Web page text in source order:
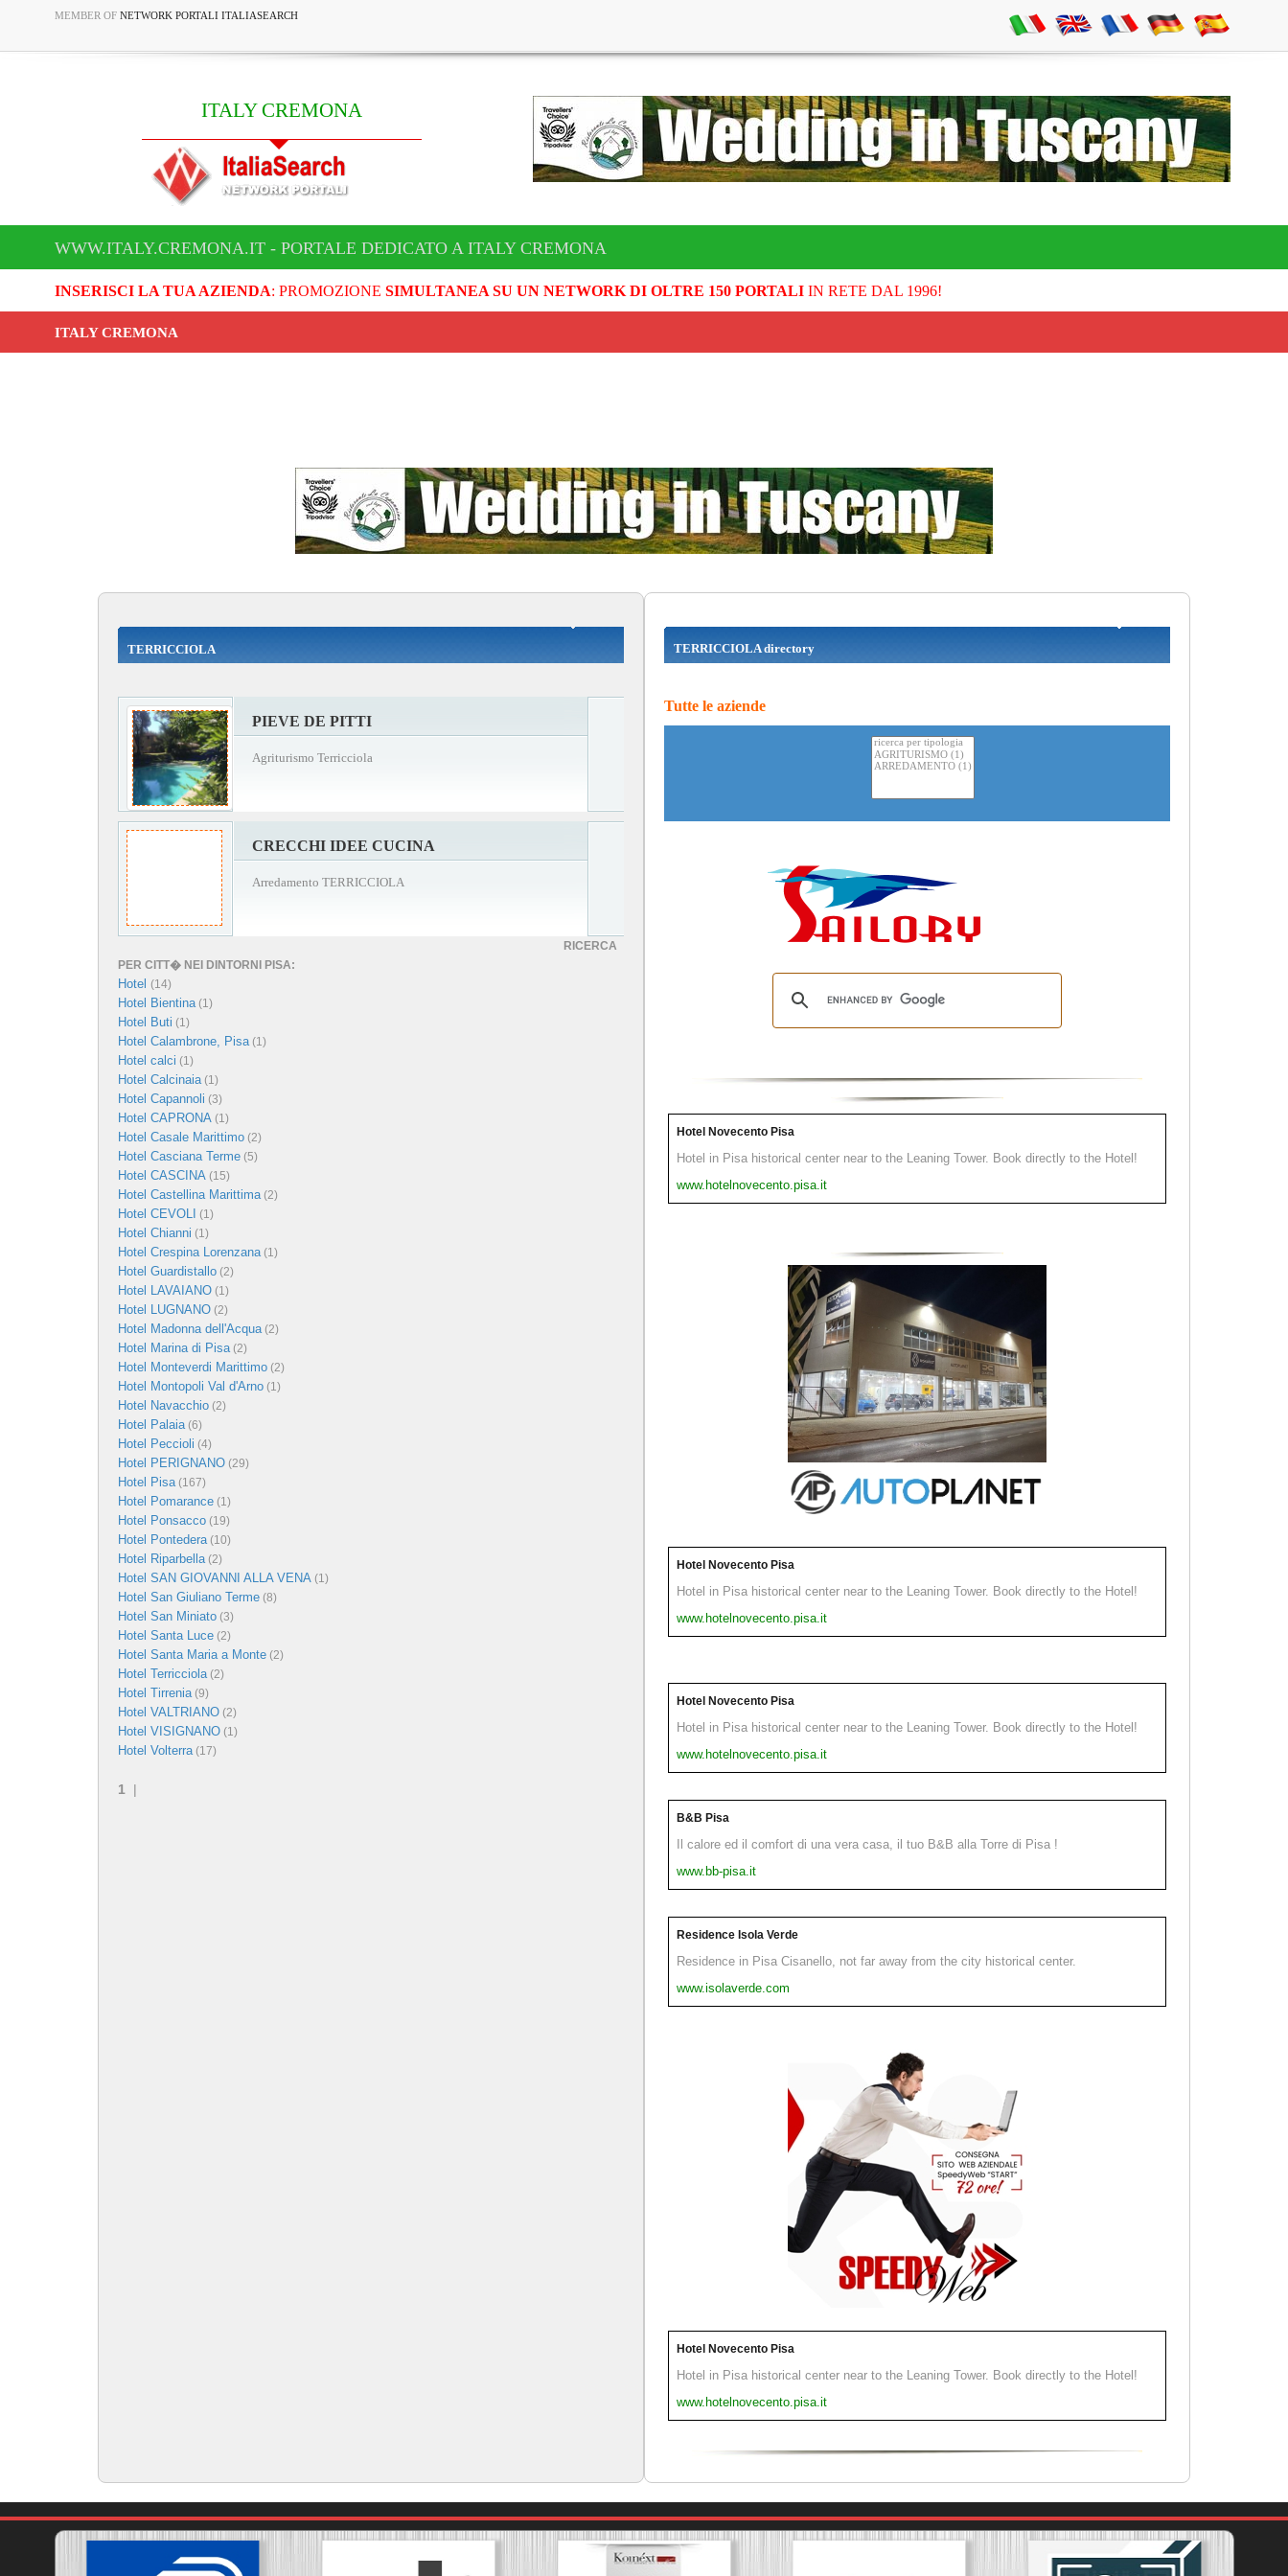
MEMBER OF NETWORK PORTALI ITALIASEARCH
ITALY CREMONA
WWW.ITALY.CREMONA.IT - PORTALE DEDICATO A ITALY CREMONA
INSERISCI LA TUA AZIENDA: PROMOZIONE SIMULTANEA SU UN NETWORK DI OLTRE 150 PORTALIIN RETE DAL 1996!
ITALY CREMONA
TERRICCIOLA
PIEVE DE PITTI
Agriturismo Terricciola
CRECCHI IDEE CUCINA
Arredamento TERRICCIOLA
RICERCA
PER CITT� NEI DINTORNI PISA:
Hotel (14)
Hotel Bientina(1)
Hotel Buti (1)
Hotel Calambrone, Pisa(1)
Hotel calci (1)
Hotel Calcinaia(1)
Hotel Capannoli (3)
Hotel CAPRONA (1)
Hotel Casale Marittimo (2)
Hotel Casciana Terme (5)
Hotel CASCINA (15)
Hotel Castellina Marittima(2)
Hotel CEVOLI (1)
Hotel Chianni (1)
Hotel Crespina Lorenzana(1)
Hotel Guardistallo (2)
Hotel LAVAIANO (1)
Hotel LUGNANO (2)
Hotel Madonna dell'Acqua(2)
Hotel Marina di Pisa(2)
Hotel Monteverdi Marittimo (2)
Hotel Montopoli Val d'Arno (1)
Hotel Navacchio (2)
Hotel Palaia(6)
Hotel Peccioli (4)
Hotel PERIGNANO (29)
Hotel Pisa(167)
Hotel Pomarance (1)
Hotel Ponsacco (19)
Hotel Pontedera(10)
Hotel Riparbella(2)
Hotel SAN GIOVANNI ALLA VENA (1)
Hotel San Giuliano Terme (8)
Hotel San Miniato (3)
Hotel Santa Luce (2)
Hotel Santa Maria a Monte (2)
Hotel Terricciola(2)
Hotel Tirrenia(9)
Hotel VALTRIANO (2)
Hotel VISIGNANO (1)
Hotel Volterra(17)
1 |
TERRICCIOLA directory
Tutte le aziende
Hotel Novecento Pisa
Hotel in Pisa historical center near to the Leaning Tower. Book directly to the Hotel!
www.hotelnovecento.pisa.it
Hotel Novecento Pisa
Hotel in Pisa historical center near to the Leaning Tower. Book directly to the Hotel!
www.hotelnovecento.pisa.it
Hotel Novecento Pisa
Hotel in Pisa historical center near to the Leaning Tower. Book directly to the Hotel!
www.hotelnovecento.pisa.it
B&B Pisa
Il calore ed il comfort di una vera casa, il tuo B&B alla Torre di Pisa !
www.bb-pisa.it
Residence Isola Verde
Residence in Pisa Cisanello, not far away from the city historical center.
www.isolaverde.com
Hotel Novecento Pisa
Hotel in Pisa historical center near to the Leaning Tower. Book directly to the Hotel!
www.hotelnovecento.pisa.it